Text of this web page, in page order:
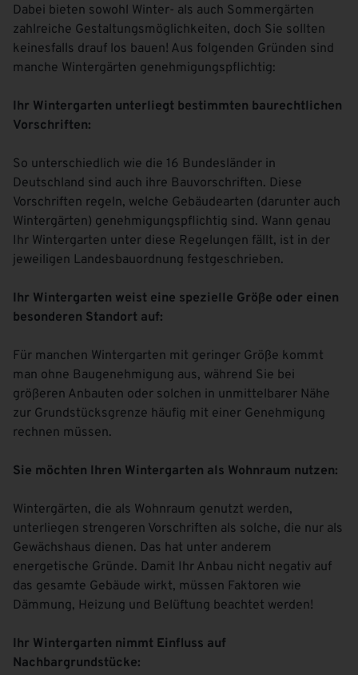
Dabei bieten sowohl Winter- als auch Sommergärten
zahlreiche Gestaltungsmöglichkeiten, doch Sie sollten
keinesfalls drauf los bauen! Aus folgenden Gründen sind
manche Wintergärten genehmigungspflichtig:
Ihr Wintergarten unterliegt bestimmten baurechtlichen
Vorschriften:
So unterschiedlich wie die 16 Bundesländer in
Deutschland sind auch ihre Bauvorschriften. Diese
Vorschriften regeln, welche Gebäudearten (darunter auch
Wintergärten) genehmigungspflichtig sind. Wann genau
Ihr Wintergarten unter diese Regelungen fällt, ist in der
jeweiligen Landesbauordnung festgeschrieben.
Ihr Wintergarten weist eine spezielle Größe oder einen
besonderen Standort auf:
Für manchen Wintergarten mit geringer Größe kommt
man ohne Baugenehmigung aus, während Sie bei
größeren Anbauten oder solchen in unmittelbarer Nähe
zur Grundstücksgrenze häufig mit einer Genehmigung
rechnen müssen.
Sie möchten Ihren Wintergarten als Wohnraum nutzen:
Wintergärten, die als Wohnraum genutzt werden,
unterliegen strengeren Vorschriften als solche, die nur als
Gewächshaus dienen. Das hat unter anderem
energetische Gründe. Damit Ihr Anbau nicht negativ auf
das gesamte Gebäude wirkt, müssen Faktoren wie
Dämmung, Heizung und Belüftung beachtet werden!
Ihr Wintergarten nimmt Einfluss auf
Nachbargrundstücke: